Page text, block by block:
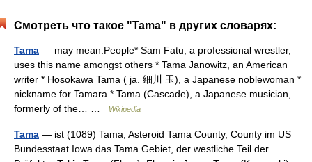
Смотреть что такое "Tama" в других словарях:
Tama — may mean:People* Sam Fatu, a professional wrestler,
uses this name amongst others * Tama Janowitz, an American
writer * Hosokawa Tama ( ja. 細川 玉), a Japanese noblewoman *
nickname for Tamara * Tama (Cascade), a Japanese musician,
formerly of the… …
Wikipedia
Tama — ist (1089) Tama, Asteroid Tama County, County im US
Bundesstaat Iowa das Tama Gebiet, der westliche Teil der